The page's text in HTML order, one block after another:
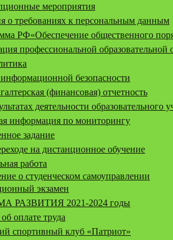
мероприятия
о требованиях к персональным данным
РФ«Обеспечение общественного
профессиональной
безопасности
(финансовая) отчетность
деятельности образовательного
информация по мониторингу
задание
на дистанционное обучение
работа
о студенческом самоуправлении
экзамен
РАЗВИТИЯ 2021-2024 годы
оплате труда
спортивный клуб «Патриот»